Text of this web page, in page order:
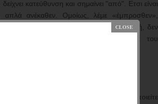
κατεύθυνση και σημαίνει "από". Ετσι είναι
ανέκαθεν. Ομοίως, λέμε «έμπροσθεν»,
«πόθεν», «μακρόθεν» αλλά, προσοχή, δεν
μπορούμε να κοτσάρουμε το «εκ του
τσιριμπόμ. (Μπορείτε να το χρησιμοποιείτε